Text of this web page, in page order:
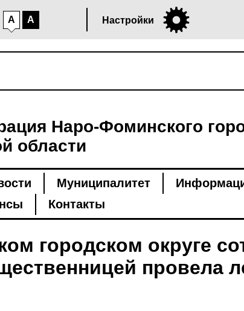
A A Настройки
Наро-Фоминского
области
Муниципалитет
Контакты
городском округе
провела